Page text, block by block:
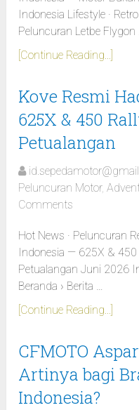
Indonesia Lifestyle ·
Peluncuran Letbe Flygon
[Continue Reading...]
Kove Resmi
625X & 450
Petualangan
Peluncuran Motor,
Comments
Hot News · Peluncuran
Indonesia — 625X &
Petualangan Juni 2026
Beranda › Berita …
[Continue Reading...]
CFMOTO
Artinya bagi
Indonesia?